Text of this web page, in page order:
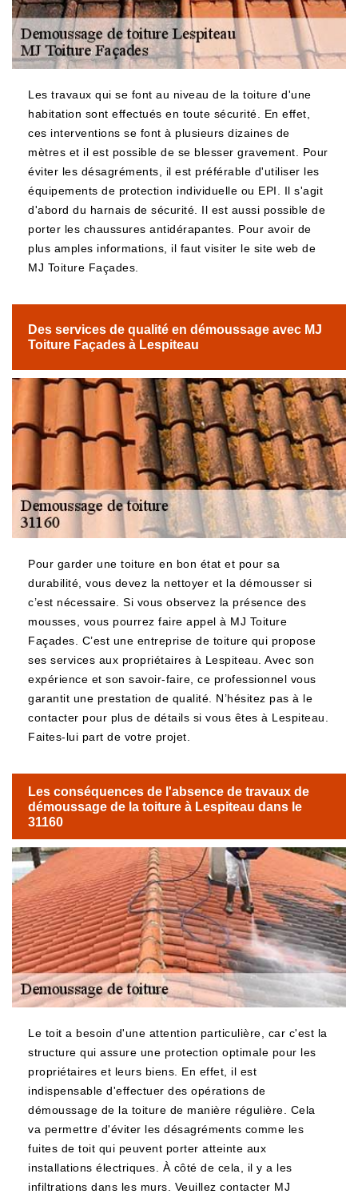
Les travaux qui se font au niveau de la toiture d'une
habitation sont effectués en toute sécurité. En effet,
ces interventions se font à plusieurs dizaines de
mètres et il est possible de se blesser gravement. Pour
éviter les désagréments, il est préférable d'utiliser les
équipements de protection individuelle ou EPI. Il s'agit
d'abord du harnais de sécurité. Il est aussi possible de
porter les chaussures antidérapantes. Pour avoir de
plus amples informations, il faut visiter le site web de
MJ Toiture Façades.
Des services de qualité en démoussage avec MJ
Toiture Façades à Lespiteau
Pour garder une toiture en bon état et pour sa
durabilité, vous devez la nettoyer et la démousser si
c’est nécessaire. Si vous observez la présence des
mousses, vous pourrez faire appel à MJ Toiture
Façades. C’est une entreprise de toiture qui propose
ses services aux propriétaires à Lespiteau. Avec son
expérience et son savoir-faire, ce professionnel vous
garantit une prestation de qualité. N’hésitez pas à le
contacter pour plus de détails si vous êtes à Lespiteau.
Faites-lui part de votre projet.
Les conséquences de l'absence de travaux de
démoussage de la toiture à Lespiteau dans le
31160
Le toit a besoin d'une attention particulière, car c'est la
structure qui assure une protection optimale pour les
propriétaires et leurs biens. En effet, il est
indispensable d'effectuer des opérations de
démoussage de la toiture de manière régulière. Cela
va permettre d'éviter les désagréments comme les
fuites de toit qui peuvent porter atteinte aux
installations électriques. À côté de cela, il y a les
infiltrations dans les murs. Veuillez contacter MJ